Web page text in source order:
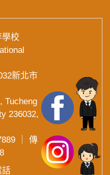
校
新北市
Tucheng
236032,
｜ 傳
話